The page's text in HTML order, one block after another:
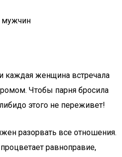
каждая женщина встречала
Чтобы парня бросила
этого не переживет!
разорвать все отношения.
равноправие,